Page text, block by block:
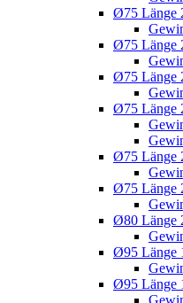
Ø75 Länge
Ø75 Länge
Ø75 Länge
Ø75 Länge
Ø75 Länge
Ø75 Länge
Ø80 Länge
Ø95 Länge
Ø95 Länge